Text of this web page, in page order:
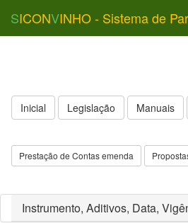
SICONVINHO - Sistema de
Inicial Legislação Manuais
Prestação de Contas emenda
Instrumento, Aditivos, Data,